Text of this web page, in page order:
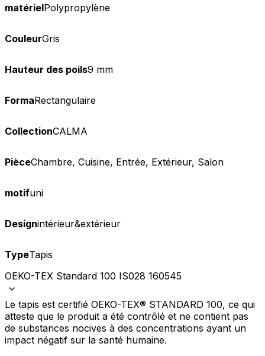
matérielPolypropylène
CouleurGris
Hauteur des poils9 mm
FormaRectangulaire
CollectionCALMA
PièceChambre, Cuisine, Entrée, Extérieur, Salon
motifuni
Designintérieur&extérieur
TypeTapis
OEKO-TEX Standard 100 IS028 160545
Le tapis est certifié OEKO-TEX® STANDARD 100, ce qui
atteste que le produit a été contrôlé et ne contient pas
de substances nocives à des concentrations ayant un
impact négatif sur la santé humaine.